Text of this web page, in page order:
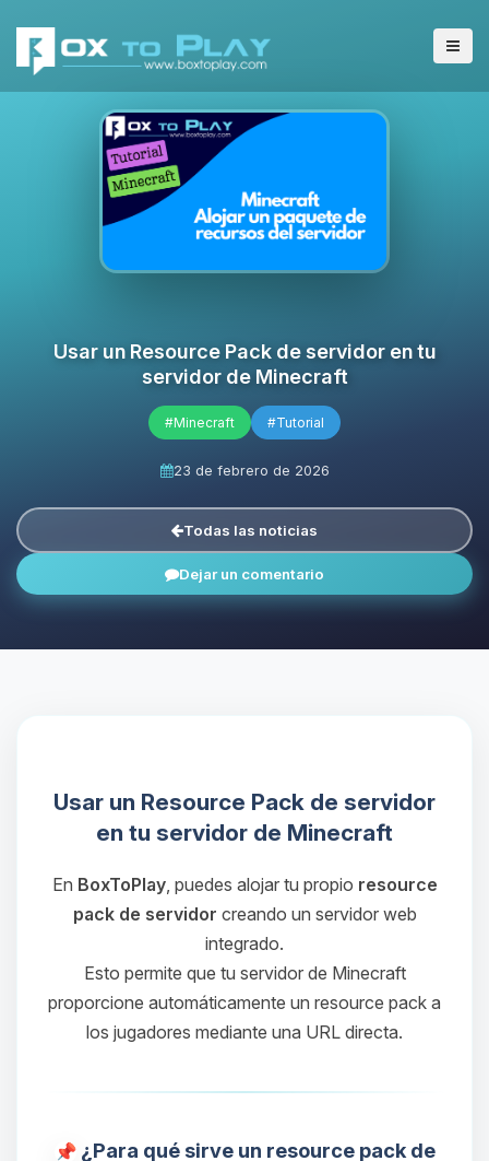
Usar un Resource Pack de servidor en tu
servidor de Minecraft
#Minecraft #Tutorial
23 de febrero de 2026
Todas las noticias
Dejar un comentario
Usar un Resource Pack de servidor
en tu servidor de Minecraft
En BoxToPlay, puedes alojar tu propio resource
pack de servidor creando un servidor web
integrado.
Esto permite que tu servidor de Minecraft
proporcione automáticamente un resource pack a
los jugadores mediante una URL directa.
¿Para qué sirve un resource pack de